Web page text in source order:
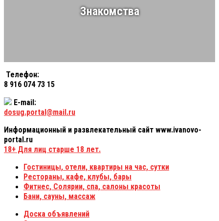
Знакомства
Телефон:
8 916 074 73 15
E-mail:
dosug.portal@mail.ru
Информационный и развлекательный сайт www.ivanovo-
portal.ru
18+ Для лиц старше 18 лет.
Гостиницы, отели, квартиры на час, сутки
Рестораны, кафе, клубы, бары
Фитнес, Солярии, спа, салоны красоты
Бани, сауны, массаж
Доска объявлений